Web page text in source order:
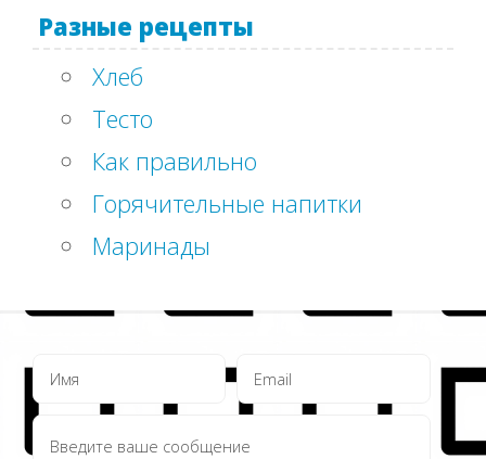
Разные рецепты
Хлеб
Тесто
Как правильно
Горячительные напитки
Маринады